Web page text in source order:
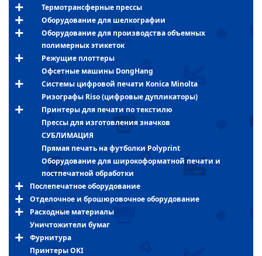
Термотрансферные прессы
Оборудование для шелкографии
Оборудование для производства объемных
полимерных этикеток
Режущие плоттеры
Офсетные машины DongHang
Системы цифровой печати Konica Minolta
Ризографы Riso (цифровые дупликаторы)
Принтеры для печати по текстилю
Прессы для изготовления значков
СУБЛИМАЦИЯ
Прямая печать на футболки Polyprint
Оборудование для широкоформатной печати и
постпечатной обработки
Послепечатное оборудование
Отделочное и брошюровочное оборудование
Расходные материалы
Уничтожители бумаг
Фурнитура
Принтеры OKI